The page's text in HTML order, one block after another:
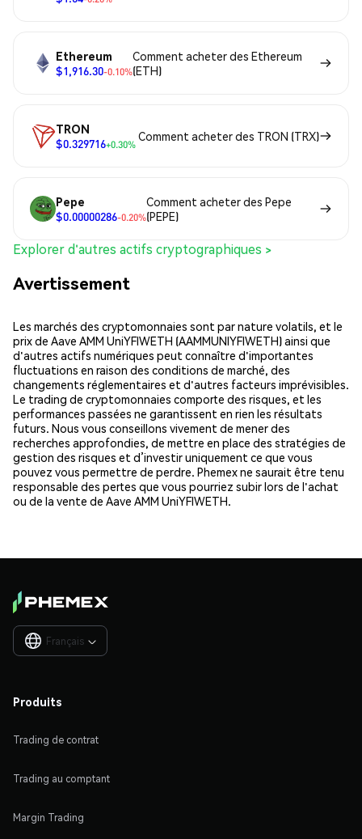
Ethereum
$1,916.30-0.10%
Comment acheter des Ethereum
(ETH)
TRON
$0.329716+0.30%
Comment acheter des TRON (TRX)
Pepe
$0.00000286-0.20%
Comment acheter des Pepe
(PEPE)
Explorer d'autres actifs cryptographiques >
Avertissement
Les marchés des cryptomonnaies sont par nature volatils, et le
prix de Aave AMM UniYFIWETH (AAMMUNIYFIWETH) ainsi que
d'autres actifs numériques peut connaître d'importantes
fluctuations en raison des conditions de marché, des
changements réglementaires et d'autres facteurs imprévisibles.
Le trading de cryptomonnaies comporte des risques, et les
performances passées ne garantissent en rien les résultats
futurs. Nous vous conseillons vivement de mener des
recherches approfondies, de mettre en place des stratégies de
gestion des risques et d’investir uniquement ce que vous
pouvez vous permettre de perdre. Phemex ne saurait être tenu
responsable des pertes que vous pourriez subir lors de l'achat
ou de la vente de Aave AMM UniYFIWETH.
Français 
Produits
Trading de contrat
Trading au comptant
Margin Trading